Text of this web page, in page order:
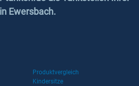
Ewersbach.
Produktvergleich
Kindersitze